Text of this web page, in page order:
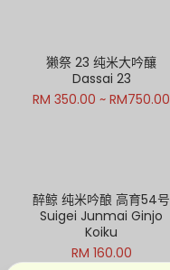
獭祭 23 纯米大吟釀
Dassai 23
RM 350.00 ~ RM750.00
醉鲸 纯米吟酿 高育54号
Suigei Junmai Ginjo
Koiku
RM 160.00